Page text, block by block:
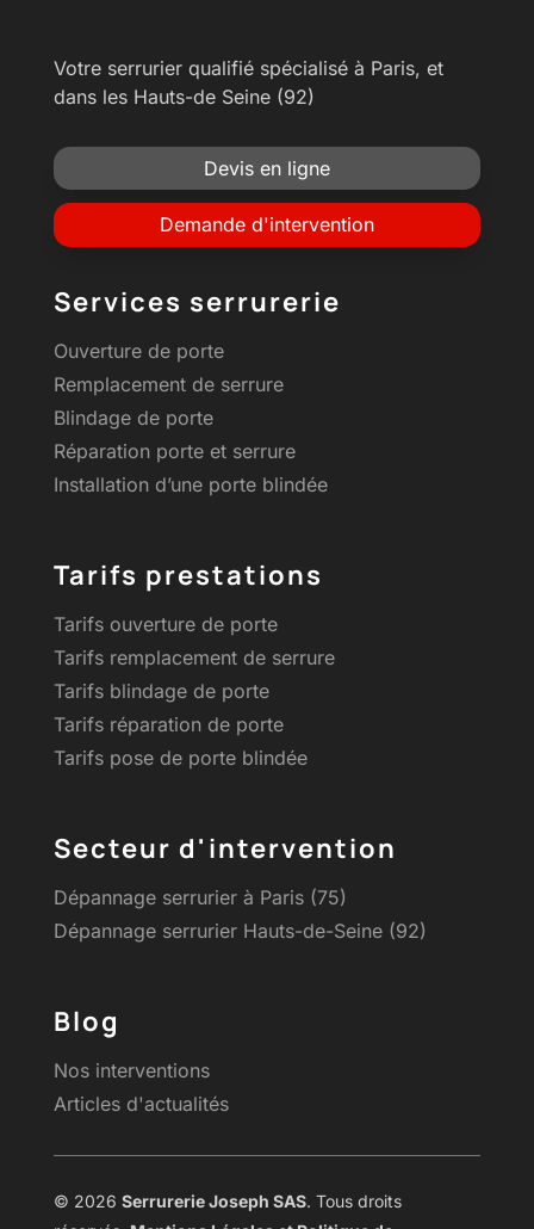
Votre serrurier qualifié spécialisé à Paris, et
dans les Hauts-de Seine (92)
Devis en ligne
Demande d'intervention
Services serrurerie
Ouverture de porte
Remplacement de serrure
Blindage de porte
Réparation porte et serrure
Installation d’une porte blindée
Tarifs prestations
Tarifs ouverture de porte
Tarifs remplacement de serrure
Tarifs blindage de porte
Tarifs réparation de porte
Tarifs pose de porte blindée
Secteur d'intervention
Dépannage serrurier à Paris (75)
Dépannage serrurier Hauts-de-Seine (92)
Blog
Nos interventions
Articles d'actualités
© 2026 Serrurerie Joseph SAS. Tous droits